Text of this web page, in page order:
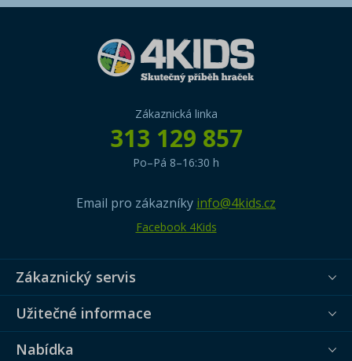
Zákaznická linka
313 129 857
Po–Pá 8–16:30 h
Email pro zákazníky info@4kids.cz
Facebook 4Kids
Zákaznický servis
Užitečné informace
Nabídka